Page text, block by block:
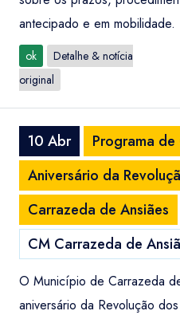
antecipado e em mobilidade.
ok
Detalhe & notícia
original
10 Abr
Programa de
Aniversário da
Carrazeda de Ansiães
CM Carrazeda de
O Município de Carrazeda
aniversário da Revolução